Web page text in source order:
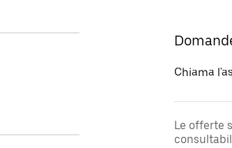
Chiama
Le offerte